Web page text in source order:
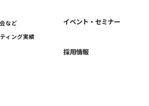
など
ィング実績
イベント・セミナー
採用情報